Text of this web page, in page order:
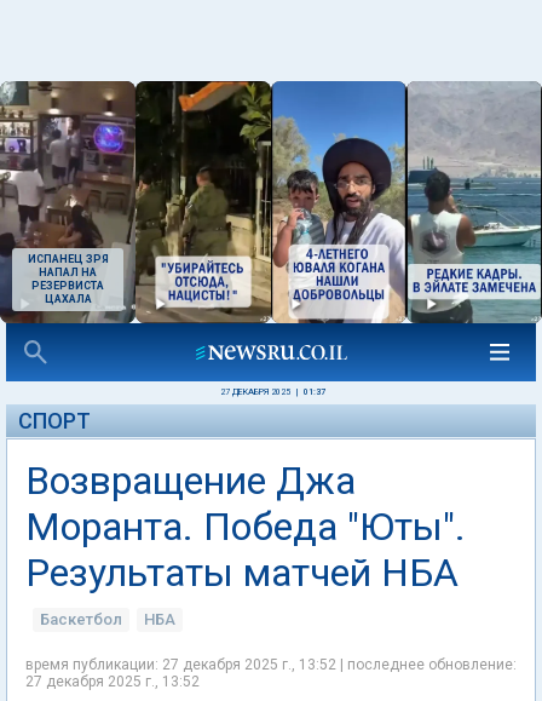
ИСПАНЕЦ ЗРЯ
НАПАЛ НА
РЕЗЕРВИСТА
ЦАХАЛА
27 ДЕКАБРЯ 2025 01:37
СПОРТ
Возвращение Джа
Моранта. Победа "Юты".
Результаты матчей НБА
Баскетбол НБА
время публикации: 27 декабря 2025 г., 13:52 | последнее обновление:
27 декабря 2025 г., 13:52